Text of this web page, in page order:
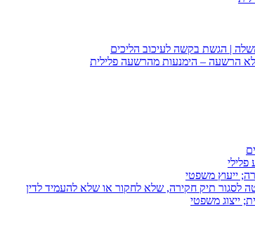
| הגשת בקשה לעיכוב הליכים
הרשעה – הימנעות מהרשעה פלילית
ייעוץ משפטי
לסגור תיק חקירה, שלא לחקור או שלא להעמיד לדין
ייצוג משפטי